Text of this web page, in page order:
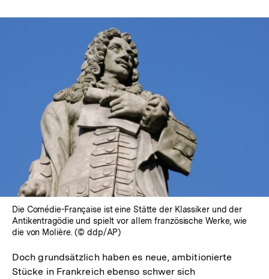
In
Lightbox
öffnen
Die Comédie-Française ist eine Stätte der Klassiker und der
Antikentragödie und spielt vor allem französische Werke, wie
die von Molière. (© ddp/AP)
Doch grundsätzlich haben es neue, ambitionierte
Stücke in Frankreich ebenso schwer sich